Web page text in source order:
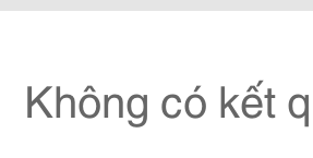
Không có kết